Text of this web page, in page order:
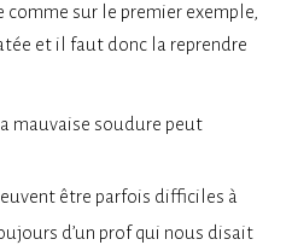
comme sur le premier exemple,
et il faut donc la reprendre
mauvaise soudure peut
être parfois difficiles à
d’un prof qui nous disait